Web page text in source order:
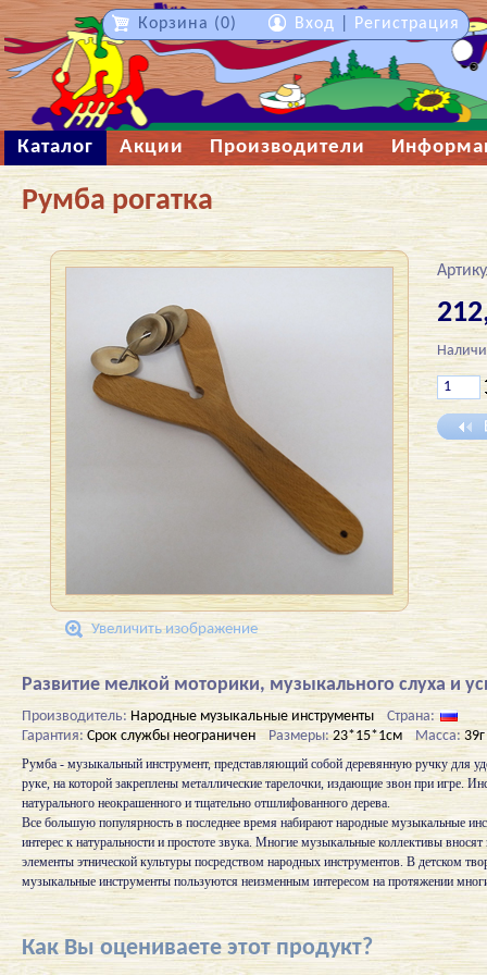
Каталог Акции Производители
Румба рогатка
Увеличить изображение
Развитие мелкой моторики, музыкального слуха и
Производитель: Народные музыкальные инструменты
Страна:
Гарантия:Срок службы неограничен Размеры:23*15*1см Масса: 39г
Румба - музыкальный инструмент, представляющий собой деревянную ручку для
руке, на которой закреплены металлические тарелочки, издающие звон при игре.
натурального неокрашенного и тщательно отшлифованного дерева.
Все большую популярность в последнее время набирают народные музыкальные
интерес к натуральности и простоте звука. Многие музыкальные коллективы
элементы этнической культуры посредством народных инструментов. В детском
музыкальные инструменты пользуются неизменным интересом на протяжении
Как Вы оцениваете этот продукт?
Корзина (0) Вход Регистрация